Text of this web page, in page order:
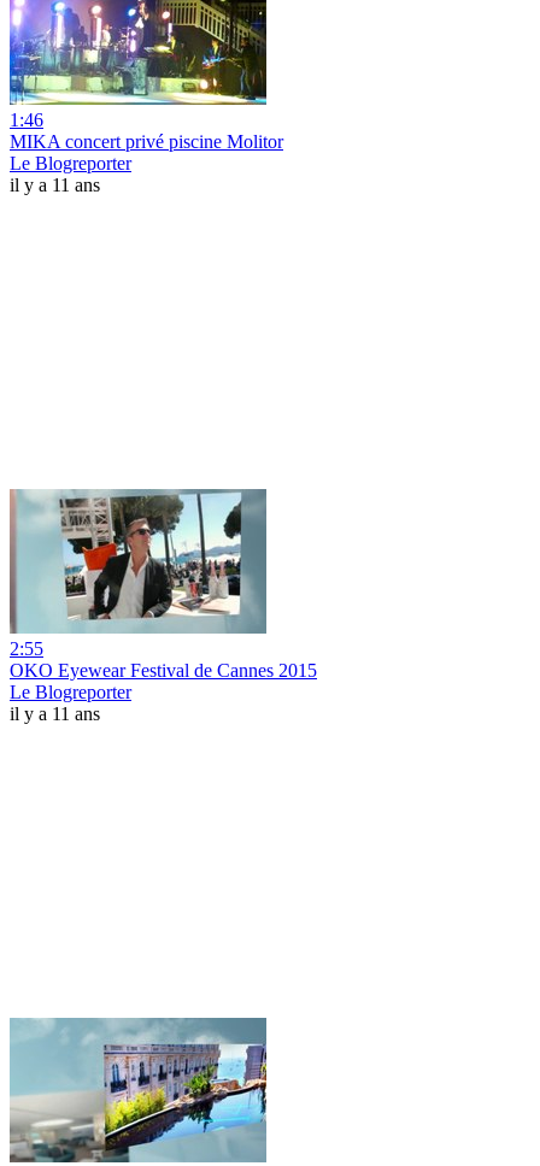
1:46
MIKA concert privé piscine Molitor
Le Blogreporter
il y a 11 ans
2:55
OKO Eyewear Festival de Cannes 2015
Le Blogreporter
il y a 11 ans